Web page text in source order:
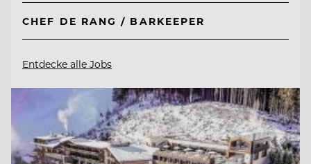
CHEF DE RANG / BARKEEPER
Entdecke alle Jobs